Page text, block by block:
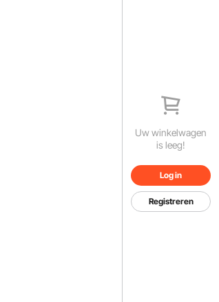
Uw winkelwagen
is leeg!
Log in
Registreren